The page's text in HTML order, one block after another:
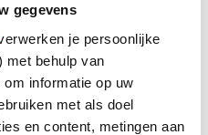
gegevens
je persoonlijke
met behulp van
informatie op uw
met als doel
en content, metingen aan
EK